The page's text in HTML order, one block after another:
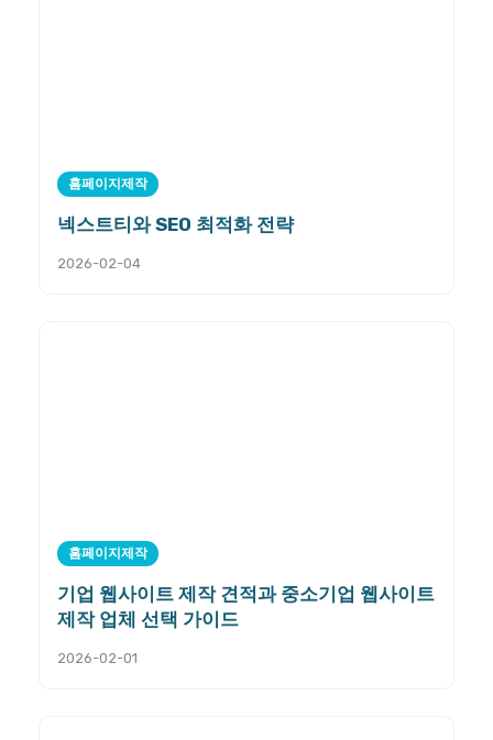
홈페이지제작
넥스트티와 SEO 최적화 전략
2026-02-04
홈페이지제작
기업 웹사이트 제작 견적과 중소기업 웹사이트
제작 업체 선택 가이드
2026-02-01